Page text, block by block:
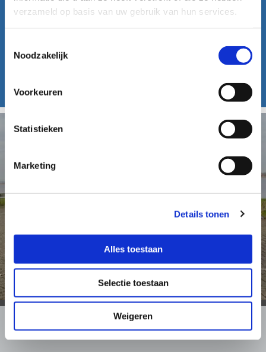
verzameld op basis van uw gebruik van hun services.
Noodzakelijk
Voorkeuren
Statistieken
Marketing
Details tonen
Alles toestaan
Selectie toestaan
Weigeren
BEKIJK DE PAKKETTEN